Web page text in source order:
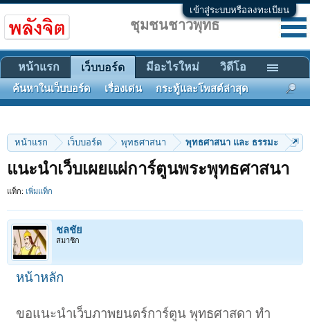
เข้าสู่ระบบหรือลงทะเบียน
หน้าแรก เว็บบอร์ด พุทธศาสนา พุทธศาสนา และ ธรรมะ
แนะนำเว็บเผยแผ่การ์ตูนพระพุทธศาสนา
แท็ก: เพิ่มแท็ก
ชลชัย
สมาชิก
หน้าหลัก
ขอแนะนำเว็บภาพยนตร์การ์ตูน พุทธศาสดา ทำ
ชุมชนชาวพุทธ
หน้าแรก เว็บบอร์ด
ค้นหาในเว็บบอร์ด เรื่องเด่น กระทู้และโพสต์ล่าสุด
มีอะไรใหม่ วิดีโอ